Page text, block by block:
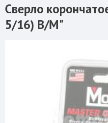
Сверло
5/16) B/M"